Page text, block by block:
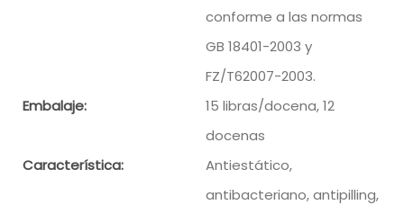
conforme a las normas
GB 18401-2003 y
FZ/T62007-2003.
Embalaje:
15 libras/docena, 12
docenas
Característica:
Antiestático,
antibacteriano, antipilling,